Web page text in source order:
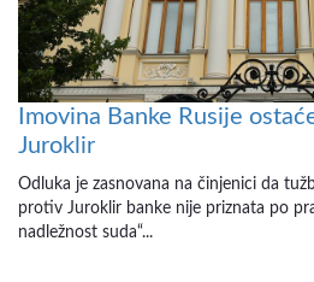
Imovina Banke Rusije
Juroklir
Odluka je zasnovana na činjenici da
protiv Juroklir banke nije priznata po
nadležnost suda“...